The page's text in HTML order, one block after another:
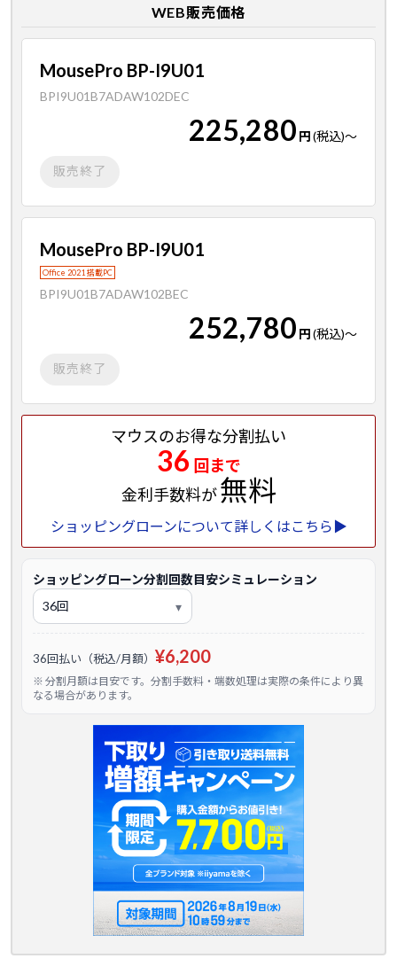
WEB販売価格
MousePro BP-I9U01
BPI9U01B7ADAW102DEC
225,280 円(税込)～
販売終了
MousePro BP-I9U01
Office 2021 搭載PC
BPI9U01B7ADAW102BEC
252,780 円(税込)～
販売終了
マウスのお得な分割払い
36 回まで
金利手数料が無料
ショッピングローンについて詳しくはこちら▶
ショッピングローン分割回数目安シミュレーション
36回払い（税込/月額） ¥6,200
※ 分割月額は目安です。分割手数料・端数処理は実際の条件により異
なる場合があります。